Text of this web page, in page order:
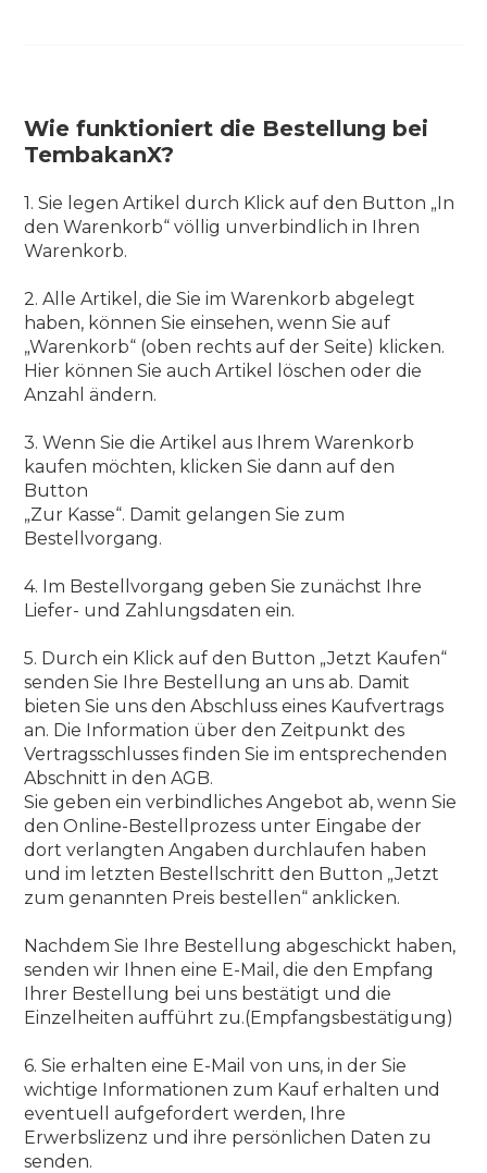
Wie funktioniert die Bestellung bei
TembakanX?
1. Sie legen Artikel durch Klick auf den Button „In
den Warenkorb“ völlig unverbindlich in Ihren
Warenkorb.
2. Alle Artikel, die Sie im Warenkorb abgelegt
haben, können Sie einsehen, wenn Sie auf
„Warenkorb“ (oben rechts auf der Seite) klicken.
Hier können Sie auch Artikel löschen oder die
Anzahl ändern.
3. Wenn Sie die Artikel aus Ihrem Warenkorb
kaufen möchten, klicken Sie dann auf den
Button
„Zur Kasse“. Damit gelangen Sie zum
Bestellvorgang.
4. Im Bestellvorgang geben Sie zunächst Ihre
Liefer- und Zahlungsdaten ein.
5. Durch ein Klick auf den Button „Jetzt Kaufen“
senden Sie Ihre Bestellung an uns ab. Damit
bieten Sie uns den Abschluss eines Kaufvertrags
an. Die Information über den Zeitpunkt des
Vertragsschlusses finden Sie im entsprechenden
Abschnitt in den AGB.
Sie geben ein verbindliches Angebot ab, wenn Sie
den Online-Bestellprozess unter Eingabe der
dort verlangten Angaben durchlaufen haben
und im letzten Bestellschritt den Button „Jetzt
zum genannten Preis bestellen“ anklicken.
Nachdem Sie Ihre Bestellung abgeschickt haben,
senden wir Ihnen eine E-Mail, die den Empfang
Ihrer Bestellung bei uns bestätigt und die
Einzelheiten aufführt zu.(Empfangsbestätigung)
6. Sie erhalten eine E-Mail von uns, in der Sie
wichtige Informationen zum Kauf erhalten und
eventuell aufgefordert werden, Ihre
Erwerbslizenz und ihre persönlichen Daten zu
senden.